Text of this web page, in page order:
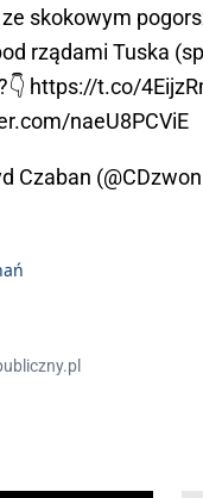
skokowym
rządami Tuska
https://t.co/
naeU8PCViE
Czaban